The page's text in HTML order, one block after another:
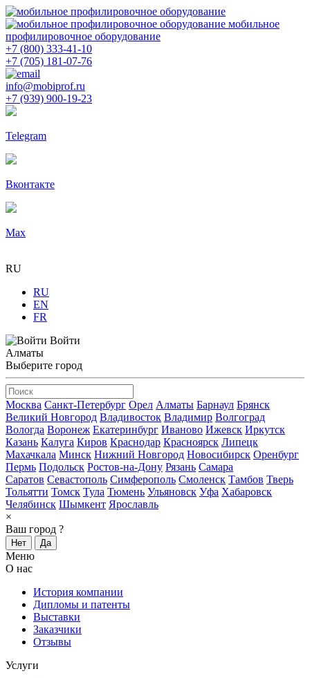
мобильное
профилировочное оборудование
+7 (800) 333-41-10
+7 (705) 181-07-76
info@mobiprof.ru
+7 (939) 900-19-23
Telegram
Вконтакте
Max
RU
RU
EN
FR
Войти
Алматы
Выберите город
Москва Санкт-Петербург Орел Алматы Барнаул Брянск
Великий Новгород Владивосток Владимир Волгоград
Вологда Воронеж Екатеринбург Иваново Ижевск Иркутск
Казань Калуга Киров Краснодар Красноярск Липецк
Махачкала Минск Нижний Новгород Новосибирск Оренбург
Пермь Подольск Ростов-на-Дону Рязань Самара
Саратов Севастополь Симферополь Смоленск Тамбов Тверь
Тольятти Томск Тула Тюмень Ульяновск Уфа Хабаровск
Челябинск Шымкент Ярославль
×
Ваш город ?
Нет Да
Меню
О нас
История компании
Дипломы и патенты
Выставки
Заказчики
Отзывы
Услуги